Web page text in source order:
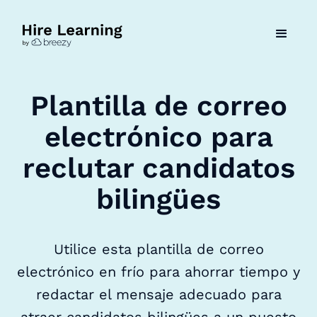
Plantilla de correo
electrónico para
reclutar candidatos
bilingües
Utilice esta plantilla de correo
electrónico en frío para ahorrar tiempo y
redactar el mensaje adecuado para